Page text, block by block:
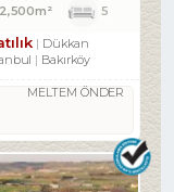
2,500m² 5
Dükkan
Bakırköy
MELTEM ÖNDER